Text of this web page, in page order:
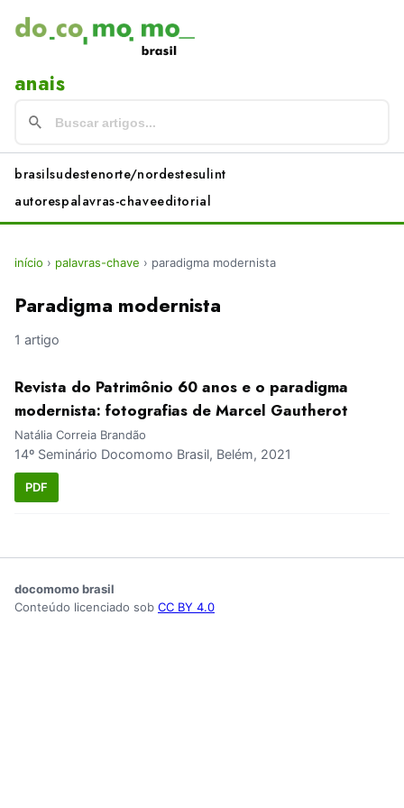
anais
brasilsudestenorte/nordestesulint
autorespalavras-chaveeditorial
início › palavras-chave › paradigma modernista
Paradigma modernista
1 artigo
Revista do Patrimônio 60 anos e o paradigma
modernista: fotografias de Marcel Gautherot
Natália Correia Brandão
14º Seminário Docomomo Brasil, Belém, 2021
PDF
docomomo brasil
Conteúdo licenciado sob CC BY 4.0